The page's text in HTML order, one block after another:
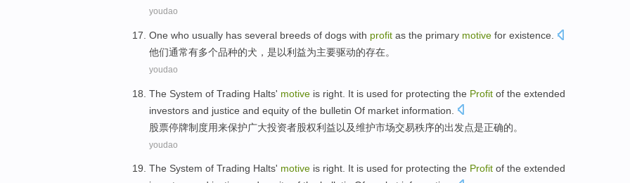
youdao
One who usually has several breeds of dogs with profit as the primary motive for existence
他们通常有多个品种的犬 ，是以利益为主要驱动的存在。
youdao
The System of Trading Halts' motive is right . It is used for protecting the Profit of the extended
investors and justice and equity of the bulletin Of market information.
股票停牌制度用来保护广大投资者股权利益以及维护市场交易秩序的出发点是正确的。
youdao
The System of Trading Halts' motive is right. It is used for protecting the Profit of the extended